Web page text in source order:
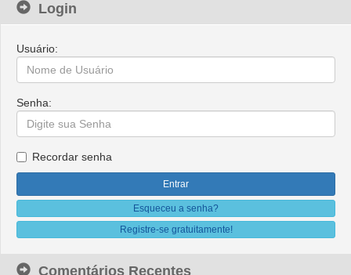
Login
Usuário:
Senha:
Recordar senha
Esqueceu a senha?
Registre-se gratuitamente!
Comentários Recentes